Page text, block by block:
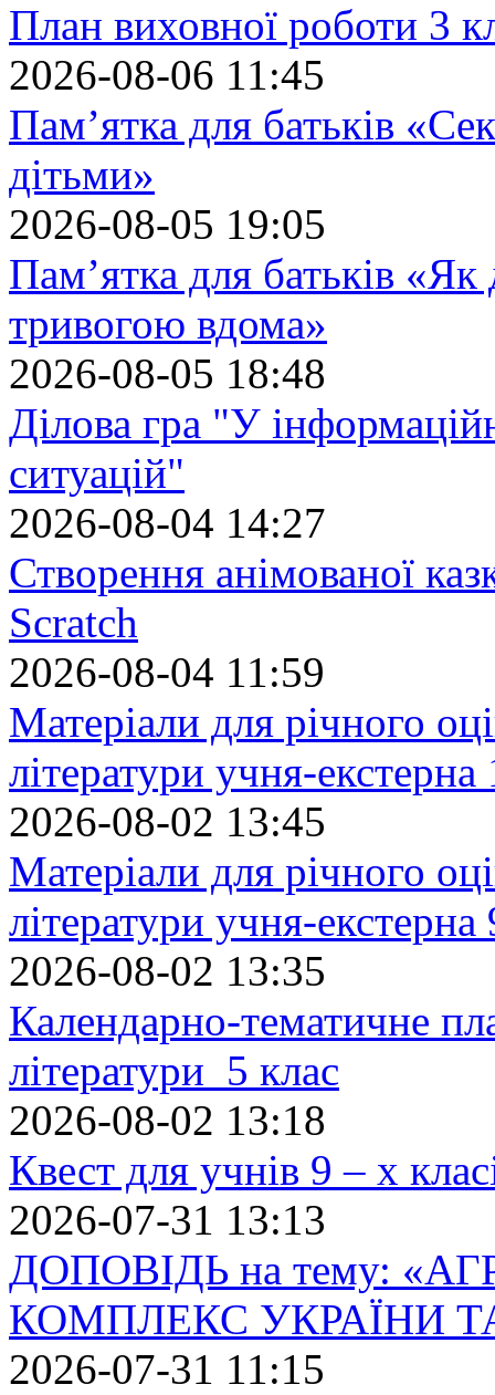
План виховної роботи 3
2026-08-06 11:45
Пам’ятка для батьків
дітьми»
2026-08-05 19:05
Пам’ятка для батьків
тривогою вдома»
2026-08-05 18:48
Ділова гра "У
ситуацій"
2026-08-04 14:27
Створення анімованої
Scratch
2026-08-04 11:59
Матеріали для річного
літератури учня-екстерна
2026-08-02 13:45
Матеріали для річного
літератури учня-екстерна
2026-08-02 13:35
Календарно-тематичне
літератури 5 клас
2026-08-02 13:18
Квест для учнів 9 – х
2026-07-31 13:13
ДОПОВІДЬ на тему:
КОМПЛЕКС УКРАЇНИ
2026-07-31 11:15